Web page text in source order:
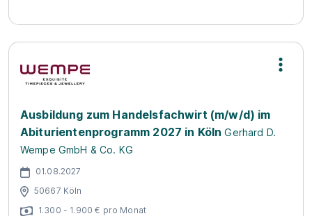
Ausbildung zum Handelsfachwirt (m/w/d) im
Abiturientenprogramm 2027 in Köln Gerhard D.
Wempe GmbH & Co. KG
01.08.2027
50667 Köln
1.300 - 1.900 € pro Monat